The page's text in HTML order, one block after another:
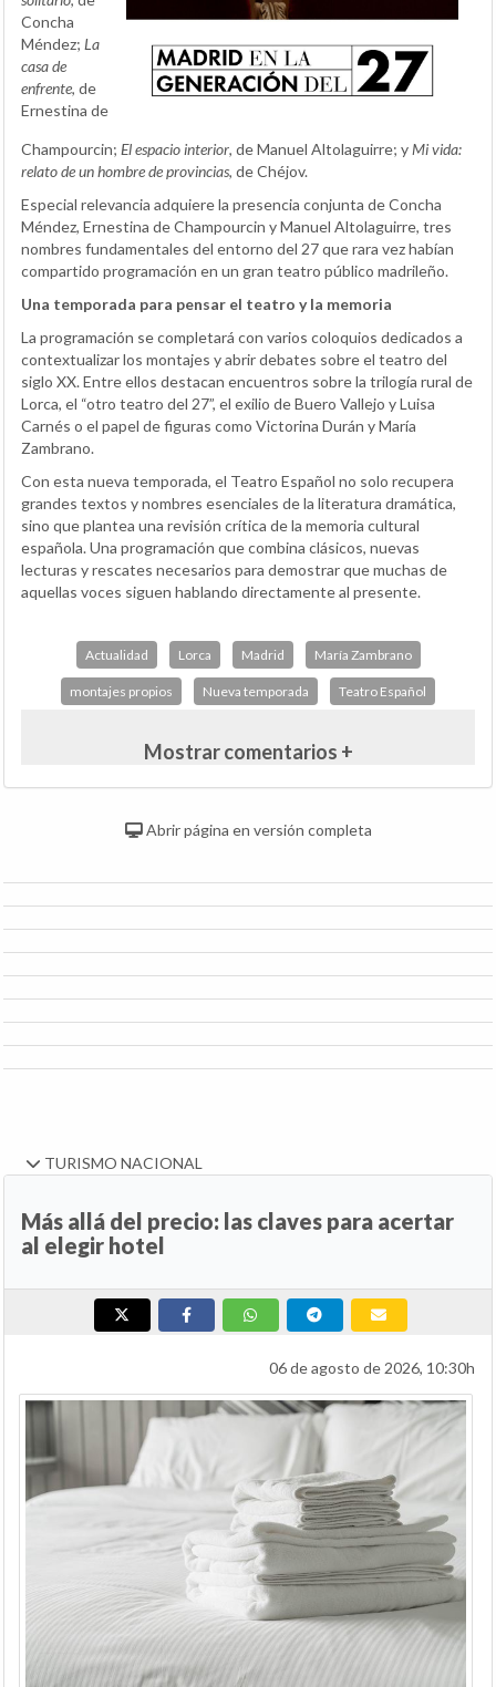
Concha
Méndez; La
casa de
enfrente, de
Ernestina de
Champourcin; El espacio interior, de Manuel Altolaguirre; yMi vida:
relato de un hombre de provincias, de Chéjov.
Especial relevancia adquiere la presencia conjunta de Concha
Méndez, Ernestina de Champourcin y Manuel Altolaguirre, tres
nombres fundamentales del entorno del 27 que rara vez habían
compartido programación en un gran teatro público madrileño.
Una temporada para pensar el teatro y la memoria
La programación se completará con varios coloquios dedicados a
contextualizar los montajes y abrir debates sobre el teatro del
siglo XX. Entre ellos destacan encuentros sobre la trilogía rural de
Lorca, el “otro teatro del 27”, el exilio de Buero Vallejo y Luisa
Carnés o el papel de figuras como Victorina Durán y María
Zambrano.
Con esta nueva temporada, el Teatro Español no solo recupera
grandes textos y nombres esenciales de la literatura dramática,
sino que plantea una revisión crítica de la memoria cultural
española. Una programación que combina clásicos, nuevas
lecturas y rescates necesarios para demostrar que muchas de
aquellas voces siguen hablando directamente al presente.
Actualidad Lorca Madrid María Zambrano
montajes propios Nueva temporada Teatro Español
Mostrar comentarios +
Abrir página en versión completa
TURISMO NACIONAL
Más allá del precio: las claves para acertar
al elegir hotel
06 de agosto de 2026, 10:30h